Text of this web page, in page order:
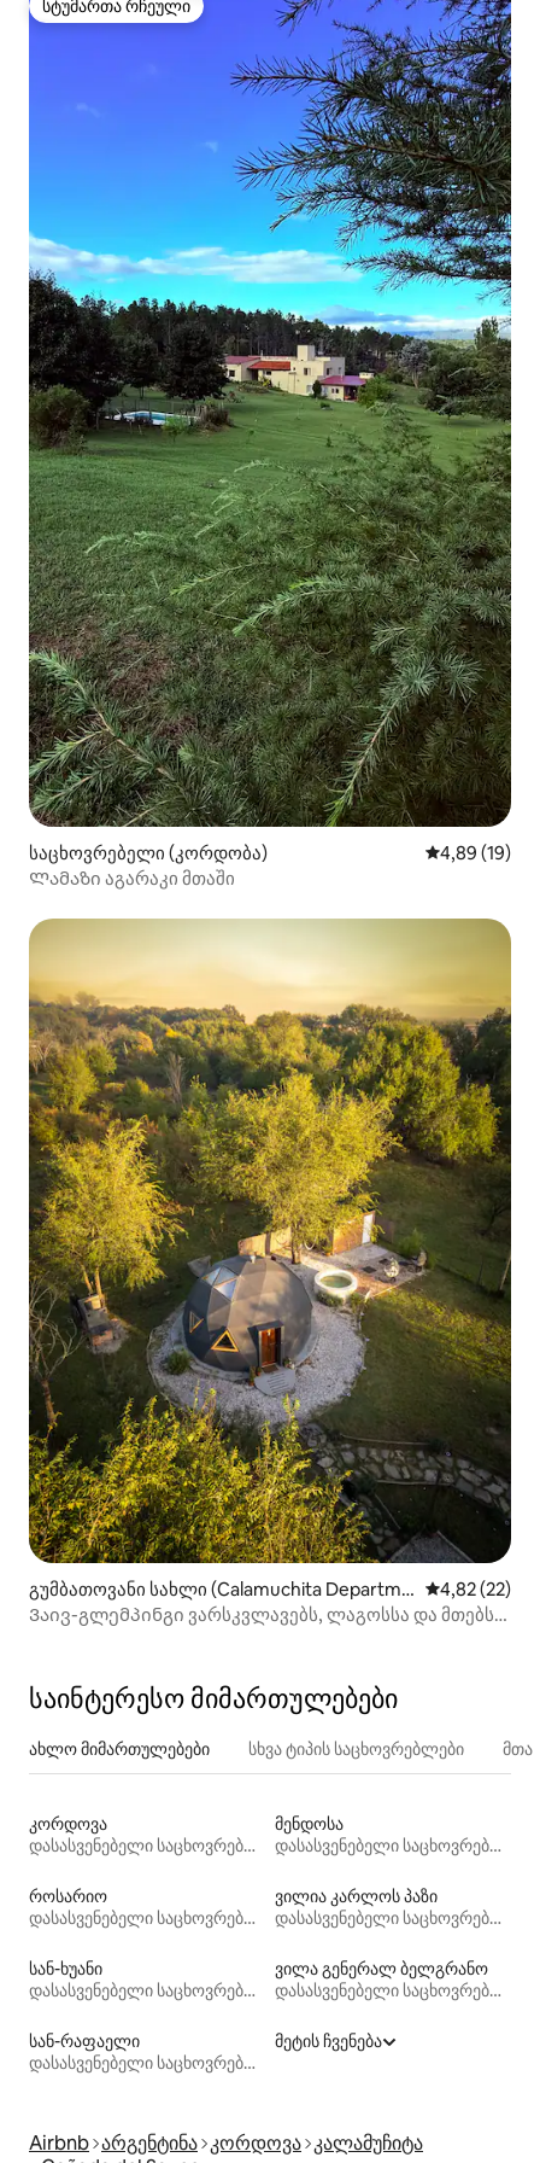
სტუმართა რჩეული
სტუმართა რჩეული
საცხოვრებელი (კორდობა) საშუალო
4,89 (19)
Ლამაზი აგარაკი მთაში
გუმბათოვანი სახლი (Calamuchita Departme
nt)
საშუალო
4,82 (22)
Ვაივ-გლემპინგი ვარსკვლავებს, ლაგოსსა და მთებს
საინტერესო მიმართულებები
ახლო მიმართულებები სხვა ტიპის საცხოვრებლები
კორდოვა
დასასვენებელი საცხოვრებლები
მენდოსა
დასასვენებელი საცხოვრებლები
როსარიო
დასასვენებელი საცხოვრებლები
ვილია კარლოს პაზი
დასასვენებელი საცხოვრებლები
სან-ხუანი
დასასვენებელი საცხოვრებლები
ვილა გენერალ ბელგრანო
დასასვენებელი საცხოვრებლები
სან-რაფაელი
დასასვენებელი საცხოვრებლები
მეტის ჩვენება
Airbnb არგენტინა კორდოვა კალამუჩიტა